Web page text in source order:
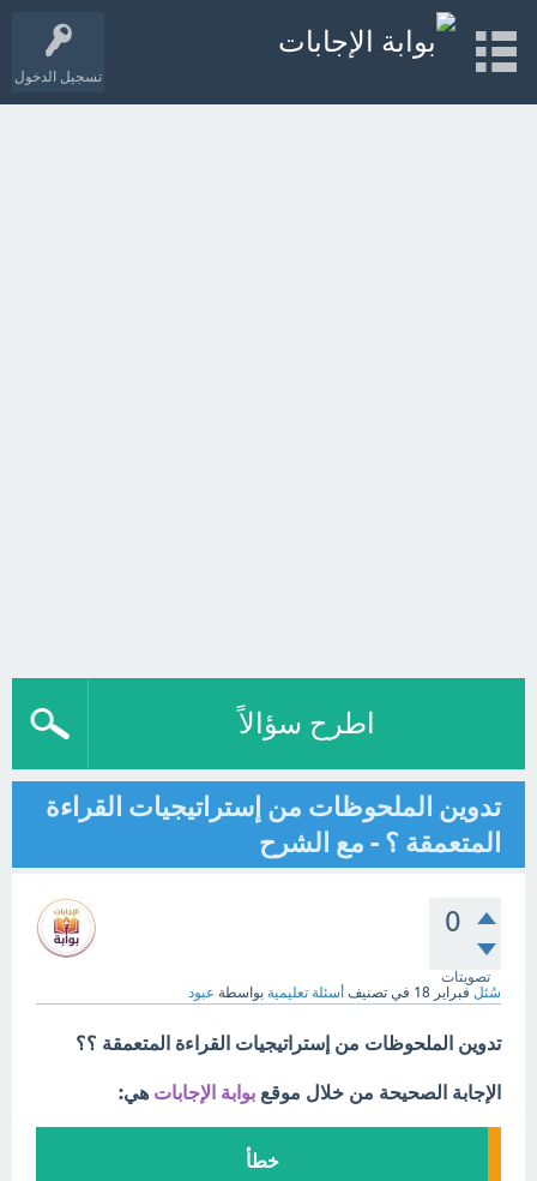
تسجيل الدخول
اطرح سؤالاً
تدوين الملحوظات من إستراتيجيات القراءة
المتعمقة ؟ - مع الشرح
0
تصويتات
سُئل فبراير 18 في تصنيف أسئلة تعليمية بواسطة عبود
تدوين الملحوظات من إستراتيجيات القراءة المتعمقة ؟؟
الإجابة الصحيحة من خلال موقع بوابة الإجابات هي:
خطأ